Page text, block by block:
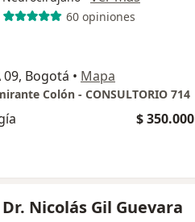
60 opiniones
09, Bogotá • Mapa
Colón - CONSULTORIO 714
$ 350.000
Dr. Nicolás Gil Guevara